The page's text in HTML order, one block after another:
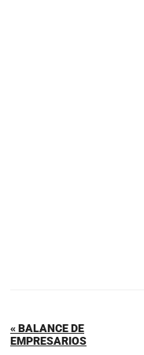
« BALANCE DE
EMPRESARIOS